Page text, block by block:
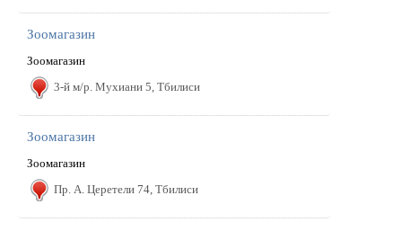
Зоомагазин
Зоомагазин
3-й м/р. Мухиани 5, Тбилиси
Зоомагазин
Зоомагазин
Пр. А. Церетели 74, Тбилиси